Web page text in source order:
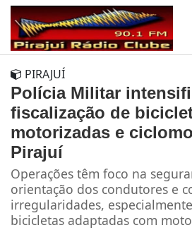
PIRAJUÍ
Polícia Militar
fiscalização de
motorizadas e
Pirajuí
Operações têm foco na
orientação dos condutores e
irregularidades,
bicicletas adaptadas com